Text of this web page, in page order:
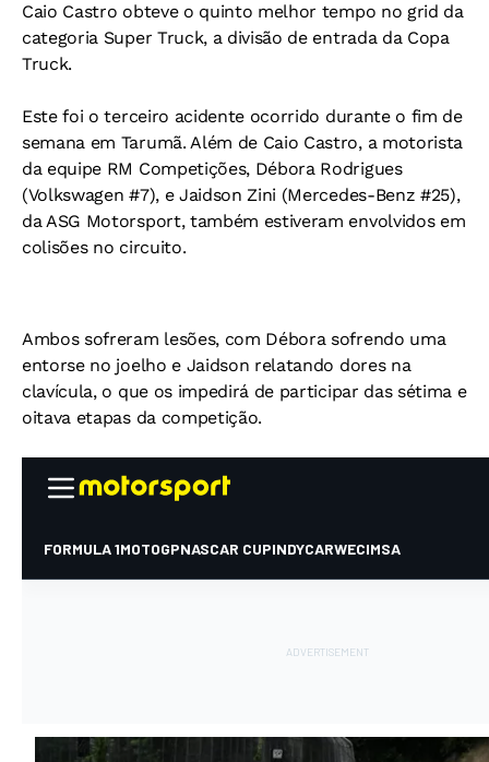
Caio Castro obteve o quinto melhor tempo no grid da
categoria Super Truck, a divisão de entrada da Copa
Truck.
Este foi o terceiro acidente ocorrido durante o fim de
semana em Tarumã. Além de Caio Castro, a motorista
da equipe RM Competições, Débora Rodrigues
(Volkswagen #7), e Jaidson Zini (Mercedes-Benz #25),
da ASG Motorsport, também estiveram envolvidos em
colisões no circuito.
Ambos sofreram lesões, com Débora sofrendo uma
entorse no joelho e Jaidson relatando dores na
clavícula, o que os impedirá de participar das sétima e
oitava etapas da competição.